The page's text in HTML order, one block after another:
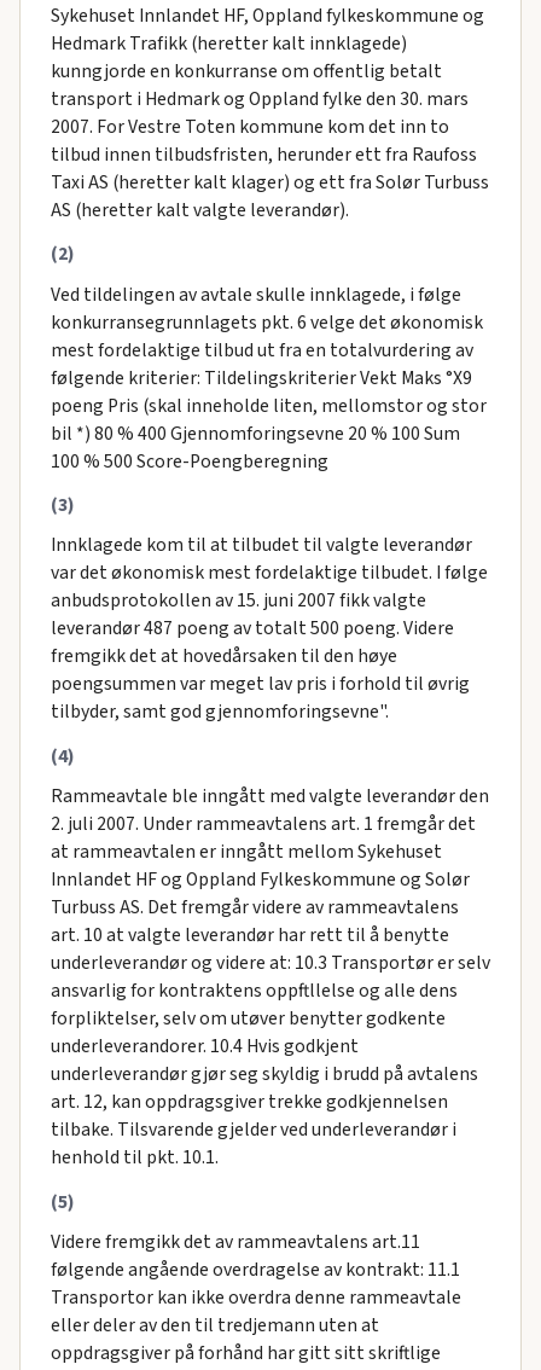
Sykehuset Innlandet HF, Oppland fylkeskommune og
Hedmark Trafikk (heretter kalt innklagede)
kunngjorde en konkurranse om offentlig betalt
transport i Hedmark og Oppland fylke den 30. mars
2007. For Vestre Toten kommune kom det inn to
tilbud innen tilbudsfristen, herunder ett fra Raufoss
Taxi AS (heretter kalt klager) og ett fra Solør Turbuss
AS (heretter kalt valgte leverandør).
(2)
Ved tildelingen av avtale skulle innklagede, i følge
konkurransegrunnlagets pkt. 6 velge det økonomisk
mest fordelaktige tilbud ut fra en totalvurdering av
følgende kriterier: Tildelingskriterier Vekt Maks °X9
poeng Pris (skal inneholde liten, mellomstor og stor
bil *) 80 % 400 Gjennomforingsevne 20 % 100 Sum
100 % 500 Score-Poengberegning
(3)
Innklagede kom til at tilbudet til valgte leverandør
var det økonomisk mest fordelaktige tilbudet. I følge
anbudsprotokollen av 15. juni 2007 fikk valgte
leverandør 487 poeng av totalt 500 poeng. Videre
fremgikk det at hovedårsaken til den høye
poengsummen var meget lav pris i forhold til øvrig
tilbyder, samt god gjennomforingsevne".
(4)
Rammeavtale ble inngått med valgte leverandør den
2. juli 2007. Under rammeavtalens art. 1 fremgår det
at rammeavtalen er inngått mellom Sykehuset
Innlandet HF og Oppland Fylkeskommune og Solør
Turbuss AS. Det fremgår videre av rammeavtalens
art. 10 at valgte leverandør har rett til å benytte
underleverandør og videre at: 10.3 Transportør er selv
ansvarlig for kontraktens oppftllelse og alle dens
forpliktelser, selv om utøver benytter godkente
underleverandorer. 10.4 Hvis godkjent
underleverandør gjør seg skyldig i brudd på avtalens
art. 12, kan oppdragsgiver trekke godkjennelsen
tilbake. Tilsvarende gjelder ved underleverandør i
henhold til pkt. 10.1.
(5)
Videre fremgikk det av rammeavtalens art.11
følgende angående overdragelse av kontrakt: 11.1
Transportor kan ikke overdra denne rammeavtale
eller deler av den til tredjemann uten at
oppdragsgiver på forhånd har gitt sitt skriftlige